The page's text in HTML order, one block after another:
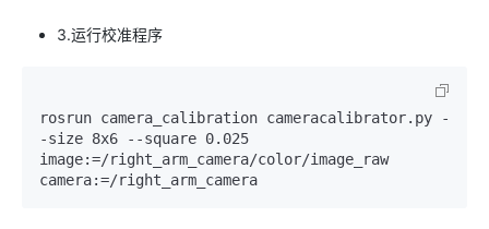
3.运行校准程序
rosrun camera_calibration cameracalibrator.py -
-size 8x6 --square 0.025
image:=/right_arm_camera/color/image_raw